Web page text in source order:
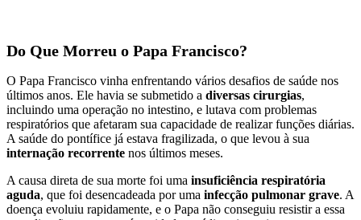
Do Que Morreu o Papa Francisco?
O Papa Francisco vinha enfrentando vários desafios de saúde nos
últimos anos. Ele havia se submetido a diversas cirurgias,
incluindo uma operação no intestino, e lutava com problemas
respiratórios que afetaram sua capacidade de realizar funções diárias.
A saúde do pontífice já estava fragilizada, o que levou à sua
internação recorrente nos últimos meses.
A causa direta de sua morte foi uma insuficiência respiratória
aguda, que foi desencadeada por uma infecção pulmonar grave. A
doença evoluiu rapidamente, e o Papa não conseguiu resistir a essa